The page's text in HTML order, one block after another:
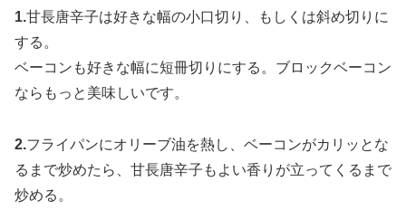
1.甘長唐辛子は好きな幅の小口切り、もしくは斜め切りに
する。
ベーコンも好きな幅に短冊切りにする。ブロックベーコン
ならもっと美味しいです。
2.フライパンにオリーブ油を熱し、ベーコンがカリッとな
るまで炒めたら、甘長唐辛子もよい香りが立ってくるまで
炒める。